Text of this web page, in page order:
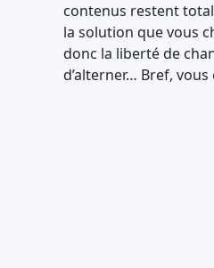
contenus restent
la solution que vous
donc la liberté de
d’alterner… Bref, vous